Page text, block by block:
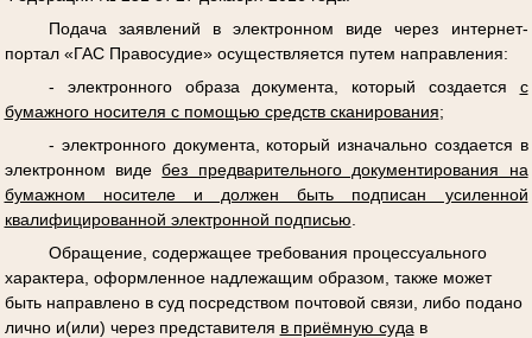
Подача заявлений в электронном виде через интернет-
портал «ГАС Правосудие» осуществляется путем направления:
- электронного образа документа, который создается с
бумажного носителя с помощью средств сканирования;
- электронного документа, который изначально создается в
электронном видебез предварительного документирования на
бумажном носителе и должен быть подписан усиленной
квалифицированной электронной подписью
Обращение, содержащее требования процессуального
характера, оформленное надлежащим образом, также может
быть направлено в суд посредством почтовой связи, либо подано
лично и(или) через представителя в приёмную суда в